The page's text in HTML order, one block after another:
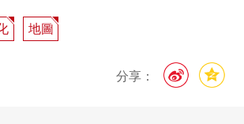
地圖
分享：